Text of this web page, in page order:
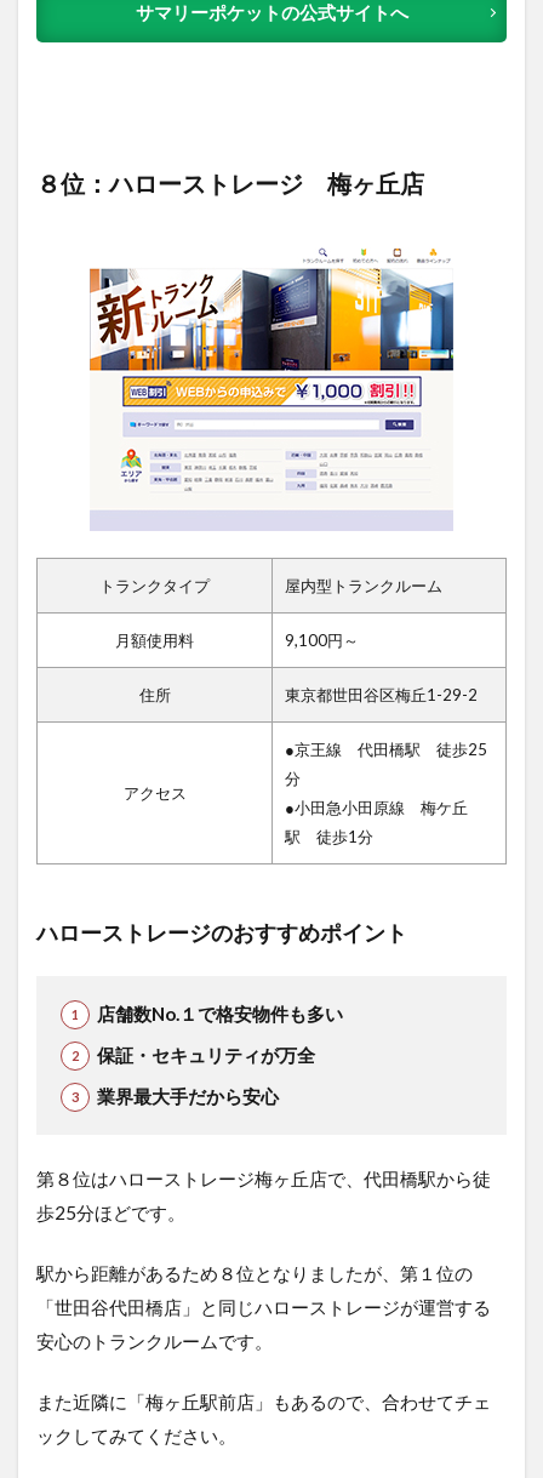
サマリーポケットの公式サイトへ
８位：ハローストレージ 梅ヶ丘店
トランクタイプ 屋内型トランクルーム
月額使用料 9,100円～
住所 東京都世田谷区梅丘1-29-2
アクセス
●京王線 代田橋駅 徒歩25
分
●小田急小田原線 梅ケ丘
駅 徒歩1分
ハローストレージのおすすめポイント
店舗数No.１で格安物件も多い
保証・セキュリティが万全
業界最大手だから安心
第８位はハローストレージ梅ヶ丘店で、代田橋駅から徒
歩25分ほどです。
駅から距離があるため８位となりましたが、第１位の
「世田谷代田橋店」と同じハローストレージが運営する
安心のトランクルームです。
また近隣に「梅ヶ丘駅前店」もあるので、合わせてチェ
ックしてみてください。